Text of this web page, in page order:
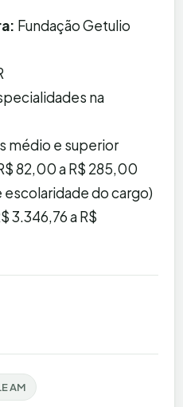
Fundação Getulio
na
médio e superior
82,00 a R$ 285,00
do cargo)
3.346,76 a R$
AM